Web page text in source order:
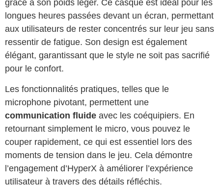
grâce à son poids léger. Ce casque est idéal pour les
longues heures passées devant un écran, permettant
aux utilisateurs de rester concentrés sur leur jeu sans
ressentir de fatigue. Son design est également
élégant, garantissant que le style ne soit pas sacrifié
pour le confort.
Les fonctionnalités pratiques, telles que le
microphone pivotant, permettent une
communication fluide avec les coéquipiers. En
retournant simplement le micro, vous pouvez le
couper rapidement, ce qui est essentiel lors des
moments de tension dans le jeu. Cela démontre
l’engagement d’HyperX à améliorer l’expérience
utilisateur à travers des détails réfléchis.